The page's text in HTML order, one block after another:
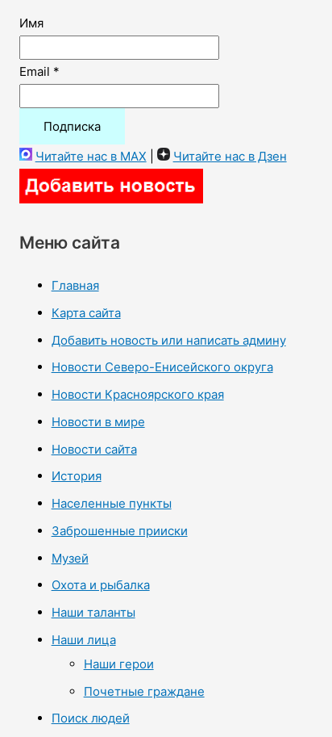
Имя
Email *
Читайте нас в MAX Читайте нас в Дзен
Меню сайта
Главная
Карта сайта
Добавить новость или написать админу
Новости Северо-Енисейского округа
Новости Красноярского края
Новости в мире
Новости сайта
История
Населенные пункты
Заброшенные прииски
Музей
Охота и рыбалка
Наши таланты
Наши лица
Наши герои
Почетные граждане
Поиск людей